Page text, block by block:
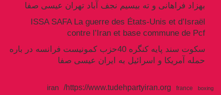
بهزاد فراهانی و ته بیسیم نجف آباد تهران عیسی صفا
ISSA SAFA La guerre des États-Unis et d’Israël
contre l’Iran et base commune de Pcf
سکوت سند پایه کنگره 40حزب کمونیست فرانسه در باره
حمله آمریکا و اسرائیل به ایران عیسی صفا
boxing
france
https://www.tudehpartyiran.org/
iran